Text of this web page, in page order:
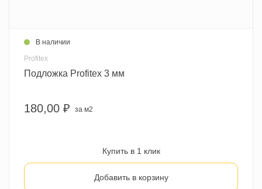
В наличии
Profitex
Подложка Profitex 3 мм
180,00 ₽ за м2
Купить в 1 клик
Добавить в корзину